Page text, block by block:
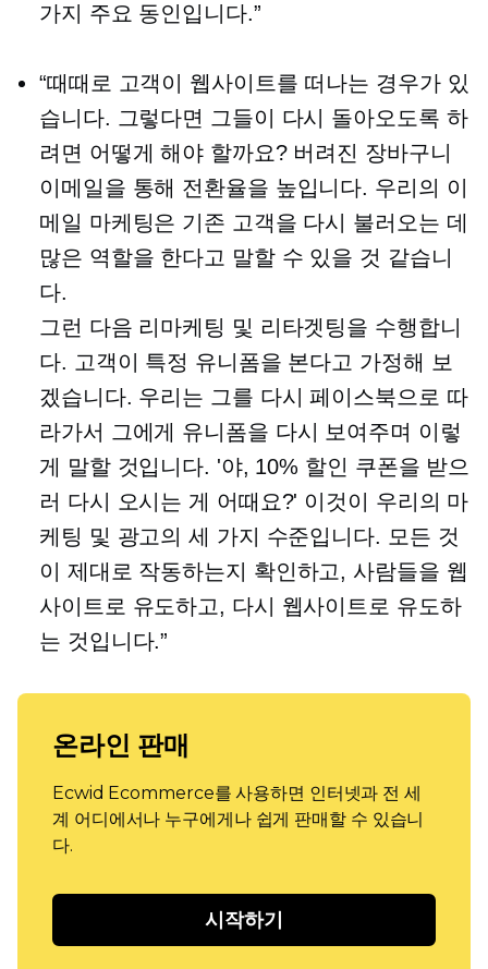
가지 주요 동인입니다.”
“때때로 고객이 웹사이트를 떠나는 경우가 있
습니다. 그렇다면 그들이 다시 돌아오도록 하
려면 어떻게 해야 할까요? 버려진 장바구니
이메일을 통해 전환율을 높입니다. 우리의 이
메일 마케팅은 기존 고객을 다시 불러오는 데
많은 역할을 한다고 말할 수 있을 것 같습니
다.
그런 다음 리마케팅 ​​및 리타겟팅을 수행합니
다. 고객이 특정 유니폼을 본다고 가정해 보
겠습니다. 우리는 그를 다시 페이스북으로 따
라가서 그에게 유니폼을 다시 보여주며 이렇
게 말할 것입니다. '야, 10% 할인 쿠폰을 받으
러 다시 오시는 게 어때요?' 이것이 우리의 마
케팅 및 광고의 세 가지 수준입니다. 모든 것
이 제대로 작동하는지 확인하고, 사람들을 웹
사이트로 유도하고, 다시 웹사이트로 유도하
는 것입니다.”
온라인 판매
Ecwid Ecommerce를 사용하면 인터넷과 전 세
계 어디에서나 누구에게나 쉽게 판매할 수 있습니
다.
시작하기